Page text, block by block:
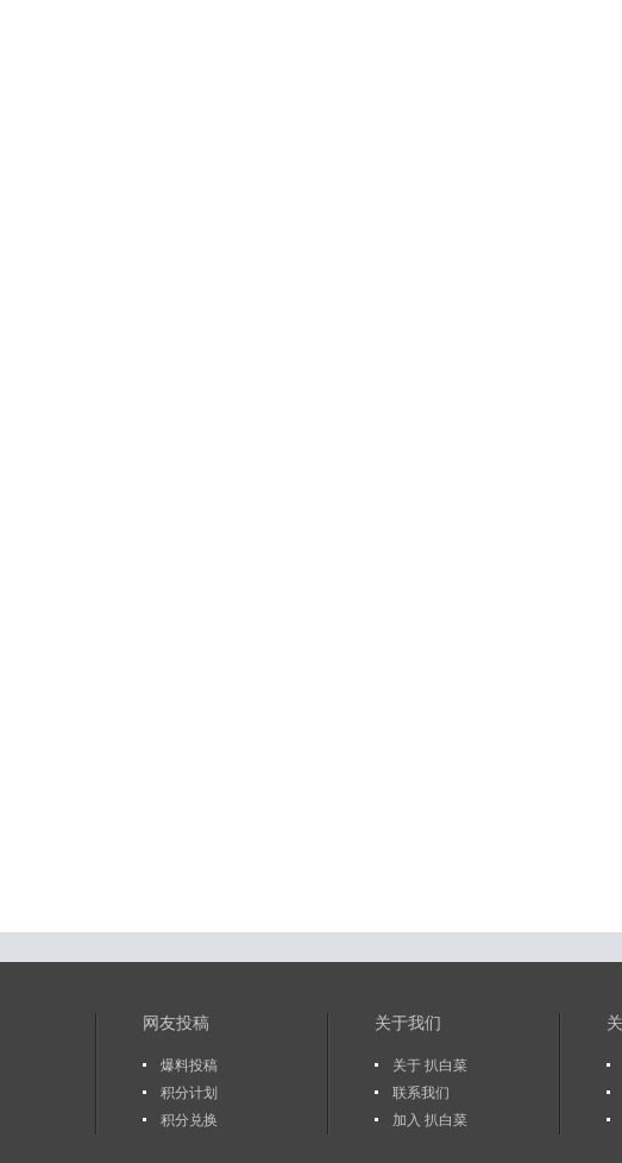
网友投稿
爆料投稿
积分计划
积分兑换
关于我们
关于 扒白菜
联系我们
加入 扒白菜